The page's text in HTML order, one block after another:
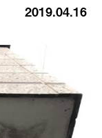
2019.04.16